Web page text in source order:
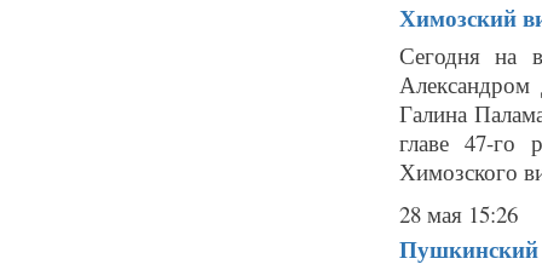
Химозский
Сегодня на
Александром
Галина
главе 47-го
Химозского
28 мая 15:26
Пушкинский